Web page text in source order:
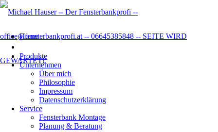
Home
Produkte
Unternehmen
Über mich
Philosophie
Impressum
Datenschutzer­klärung
Service
Fensterbank Montage
Planung & Beratung